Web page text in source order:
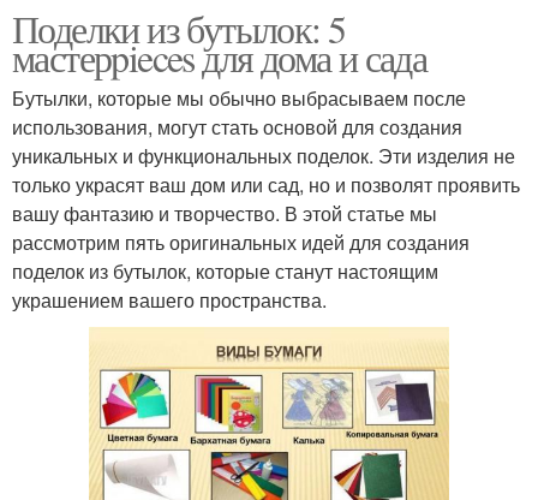
Поделки из бутылок: 5
мастерpieces для дома и сада
Бутылки, которые мы обычно выбрасываем после
использования, могут стать основой для создания
уникальных и функциональных поделок. Эти изделия не
только украсят ваш дом или сад, но и позволят проявить
вашу фантазию и творчество. В этой статье мы
рассмотрим пять оригинальных идей для создания
поделок из бутылок, которые станут настоящим
украшением вашего пространства.